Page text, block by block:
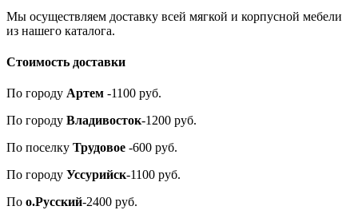
Мы осуществляем доставку всей мягкой и корпусной мебели
из нашего каталога.
Стоимость доставки
По городу Артем -1100 руб.
По городу Владивосток-1200 руб.
По поселку Трудовое -600 руб.
По городу Уссурийск-1100 руб.
По о.Русский-2400 руб.